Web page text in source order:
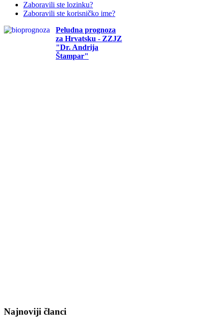
Zaboravili ste lozinku?
Zaboravili ste korisničko ime?
Peludna prognoza
za Hrvatsku - ZZJZ
"Dr. Andrija
Štampar"
Najnoviji članci